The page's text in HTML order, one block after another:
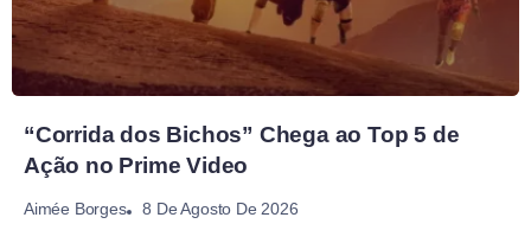
“Corrida dos Bichos” Chega ao Top 5 de
Ação no Prime Video
Aimée Borges 8 De Agosto De 2026